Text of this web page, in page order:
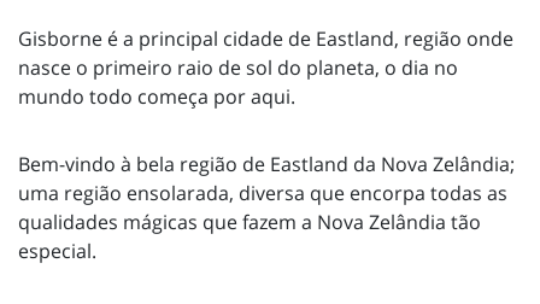
Gisborne é a principal cidade de Eastland, região onde
nasce o primeiro raio de sol do planeta, o dia no
mundo todo começa por aqui.
Bem-vindo à bela região de Eastland da Nova Zelândia;
uma região ensolarada, diversa que encorpa todas as
qualidades mágicas que fazem a Nova Zelândia tão
especial.